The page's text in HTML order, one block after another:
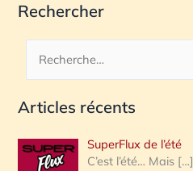
Rechercher
c
e
Articles récents
SuperFlux de l’été
C’est l’été… Mais […]